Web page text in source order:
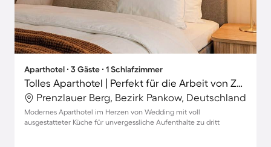
Aparthotel ∙ 3 Gäste ∙ 1 Schlafzimmer
Tolles Aparthotel | Perfekt für die Arbeit von Zuhause
Prenzlauer Berg, Bezirk Pankow, Deutschland
Modernes Aparthotel im Herzen von Wedding mit voll
ausgestatteter Küche für unvergessliche Aufenthalte zu dritt